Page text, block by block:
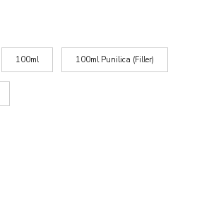
100ml 100ml Punilica (Filler)